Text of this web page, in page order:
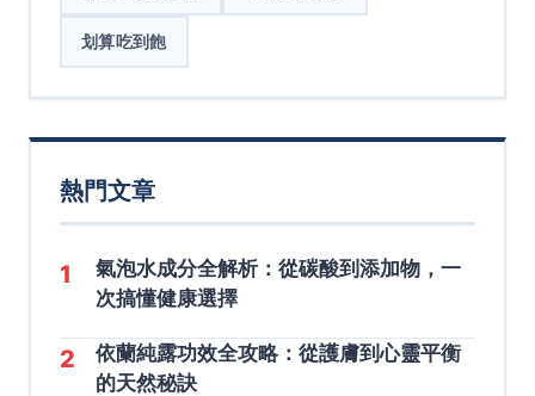
划算吃到飽
熱門文章
1
氣泡水成分全解析：從碳酸到添加物，一
次搞懂健康選擇
2
依蘭純露功效全攻略：從護膚到心靈平衡
的天然秘訣